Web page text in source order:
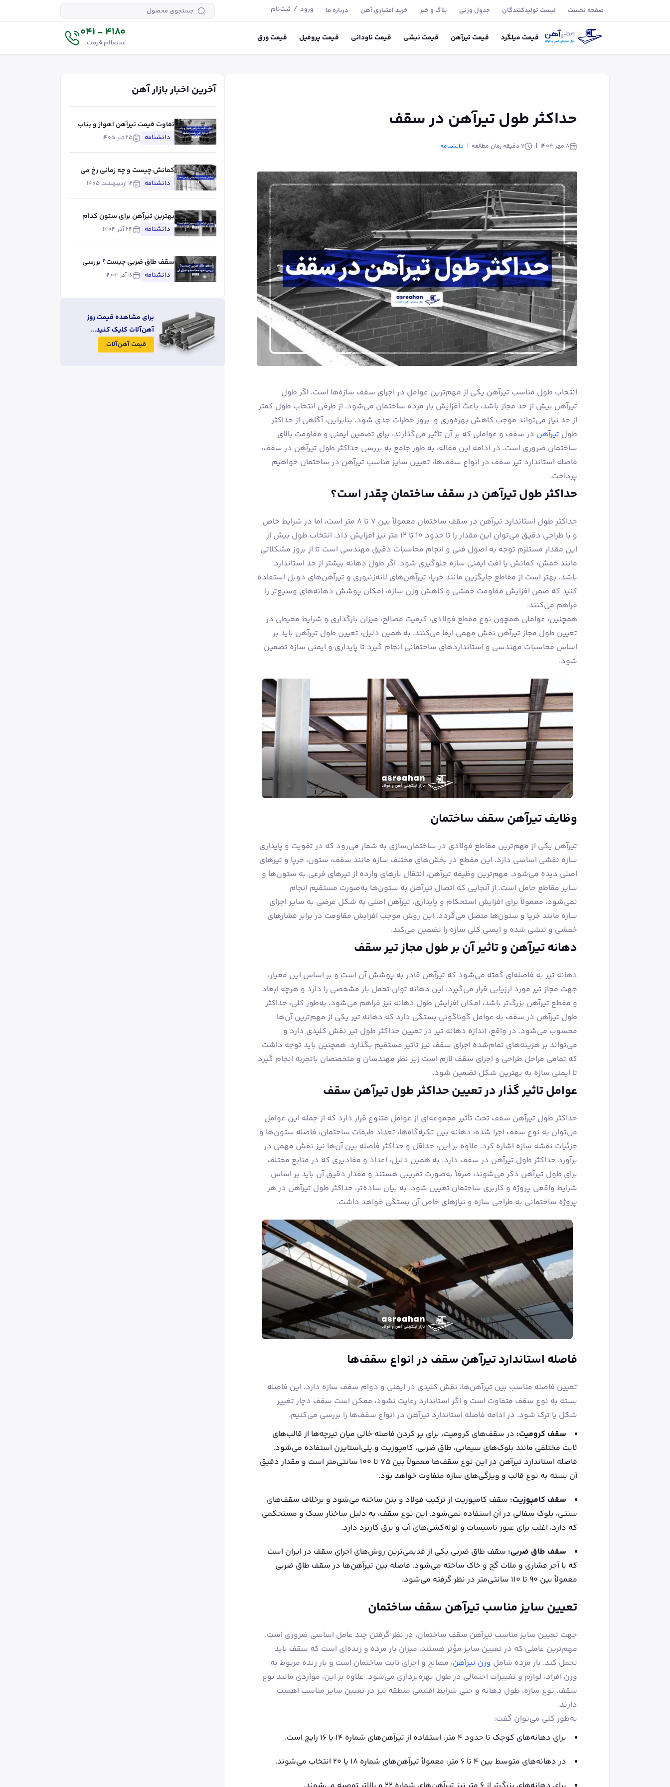
صفحه نخست لیست تولید‌کنندگان جدول وزنی بلاگ و خبر خرید اعتباری آهن درباره ما ورود / ثبت‌نام
قیمت میلگرد قیمتتیر‌آهن قیمت نبشی قیمت ناودانی قیمت پروفیل قیمتورق 4180 - 041
استعلام قیمت
حداکثر طول تیرآهن در سقف
۸ مهر ۱۴۰۴ 7 دقیقه زمان مطالعه دانشنامه
انتخاب طول مناسب تیرآهن یکی از مهم‌ترین عوامل در اجرای سقف سازه‌ها است. اگر طول
تیرآهن بیش از حد مجاز باشد، باعث افزایش بار مرده ساختمان می‌شود. از طرفی انتخاب طول کمتر
از حد نیاز می‌تواند موجب کاهش بهره‌وری و بروز خطرات جدی شود. بنابراین، آگاهی از حداکثر
طول تیرآهن در سقف و عواملی که بر آن تأثیر می‌گذارند، برای تضمین ایمنی و مقاومت بالای
ساختمان ضروری است. در ادامه این مقاله، به طور جامع به بررسی حداکثر طول تیرآهن در سقف،
فاصله استاندارد تیر سقف در انواع سقف‌ها، تعیین سایز مناسب تیرآهن در ساختمان خواهیم
پرداخت.
حداکثر طول تیرآهن در سقف ساختمان چقدر است؟
حداکثر طول استاندارد تیرآهن در سقف ساختمان معمولاً بین ۷ تا ۸ متر است، اما در شرایط خاص
و با طراحی دقیق می‌توان این مقدار را تا حدود ۱۰ تا ۱۲ متر نیز افزایش داد. انتخاب طول بیش از
این مقدار مستلزم توجه به اصول فنی و انجام محاسبات دقیق مهندسی است تا از بروز مشکلاتی
مانند خمش، کمانش یا افت ایمنی سازه جلوگیری شود. اگر طول دهانه بیشتر از حد استاندارد
باشد، بهتر است از مقاطع جایگزین مانند خرپا، تیرآهن‌های لانه‌زنبوری و تیرآهن‌های دوبل استفاده
کنید که ضمن افزایش مقاومت خمشی و کاهش وزن سازه، امکان پوشش دهانه‌های وسیع‌تر را
فراهم می‌کنند.
همچنین، عواملی همچون نوع مقطع فولادی، کیفیت مصالح، میزان بارگذاری و شرایط محیطی در
تعیین طول مجاز تیرآهن نقش مهمی ایفا می‌کنند. به همین دلیل، تعیین طول تیرآهن باید بر
اساس محاسبات مهندسی و استانداردهای ساختمانی انجام گیرد تا پایداری و ایمنی سازه تضمین
شود.
وظایف تیرآهن سقف ساختمان
تیرآهن یکی از مهم‌ترین مقاطع فولادی در ساختمان‌سازی به شمار می‌رود که در تقویت و پایداری
سازه نقشی اساسی دارد. این مقطع در بخش‌های مختلف سازه مانند سقف، ستون، خرپا و تیرهای
اصلی دیده می‌شود. مهم‌ترین وظیفه تیرآهن، انتقال بارهای وارده از تیرهای فرعی به ستون‌ها و
سایر مقاطع حامل است. از آنجایی که اتصال تیرآهن به ستون‌ها به‌صورت مستقیم انجام
نمی‌شود، معمولاً برای افزایش استحکام و پایداری، تیرآهن اصلی به شکل عرضی به سایر اجزای
سازه مانند خرپا و ستون‌ها متصل می‌گردد. این روش موجب افزایش مقاومت در برابر فشارهای
خمشی و تنشی شده و ایمنی کلی سازه را تضمین می‌کند.
دهانه تیرآهن و تاثیر آن بر طول مجاز تیر سقف
دهانه تیر به فاصله‌ای گفته می‌شود که تیرآهن قادر به پوشش آن است و بر اساس این معیار،
جهت مجاز تیر مورد ارزیابی قرار می‌گیرد. این دهانه توان تحمل بار مشخصی را دارد و هرچه ابعاد
و مقطع تیرآهن بزرگ‌تر باشد، امکان افزایش طول دهانه نیز فراهم می‌شود. به‌طور کلی، حداکثر
طول تیرآهن در سقف به عوامل گوناگونی بستگی دارد که دهانه تیر یکی از مهم‌ترین آن‌ها
محسوب می‌شود. در واقع، اندازه دهانه تیر در تعیین حداکثر طول تیر نقش کلیدی دارد و
می‌تواند بر هزینه‌های تمام‌شده اجرای سقف نیز تاثیر مستقیم بگذارد. همچنین باید توجه داشت
که تمامی مراحل طراحی و اجرای سقف لازم است زیر نظر مهندسان و متخصصان باتجربه انجام گیرد
تا ایمنی سازه به بهترین شکل تضمین شود.
عوامل تاثیر گذار در تعیین حداکثر طول تیرآهن سقف
حداکثر طول تیرآهن سقف تحت تأثیر مجموعه‌ای از عوامل متنوع قرار دارد که از جمله این عوامل
می‌توان به نوع سقف اجرا شده، دهانه بین تکیه‌گاه‌ها، تعداد طبقات ساختمان، فاصله ستون‌ها و
جزئیات نقشه سازه اشاره کرد. علاوه بر این، حداقل و حداکثر فاصله بین آن‌ها نیز نقش مهمی در
برآورد حداکثر طول تیرآهن در سقف دارد. به همین دلیل، اعداد و مقادیری که در منابع مختلف
برای طول تیرآهن ذکر می‌شوند، صرفاً به‌صورت تقریبی هستند و مقدار دقیق آن باید بر اساس
شرایط واقعی پروژه و کاربری ساختمان تعیین شود. به بیان ساده‌تر، حداکثر طول تیرآهن در هر
پروژه ساختمانی به طراحی سازه و نیازهای خاص آن بستگی خواهد داشت.
فاصله استاندارد تیرآهن سقف در انواع سقف‌ها
تعیین فاصله مناسب بین تیرآهن‌ها، نقش کلیدی در ایمنی و دوام سقف سازه دارد. این فاصله
بسته به نوع سقف متفاوت است و اگر استاندارد رعایت نشود، ممکن است سقف دچار تغییر
شکل یا ترک شود. در ادامه فاصله استاندارد تیرآهن در انواع سقف‌ها را بررسی می‌کنیم.
سقف کرومیت: در سقف‌های کرومیت، برای پر کردن فاصله خالی میان تیرچه‌ها از قالب‌های
ثابت مختلفی مانند بلوک‌های سیمانی، طاق ضربی، کامپوزیت و پلی‌استایرن استفاده می‌شود.
فاصله استاندارد تیرآهن در این نوع سقف‌ها معمولاً بین ۷۵ تا ۱۰۰ سانتی‌متر است و مقدار دقیق
آن بسته به نوع قالب و ویژگی‌های سازه متفاوت خواهد بود.
سقف کامپوزیت: سقف کامپوزیت از ترکیب فولاد و بتن ساخته می‌شود و برخلاف سقف‌های
سنتی، بلوک سفالی در آن استفاده نمی‌شود. این نوع سقف، به دلیل ساختار سبک و مستحکمی
که دارد، اغلب برای عبور تاسیسات و لوله‌کشی‌های آب و برق کاربرد دارد.
سقف طاق ضربی: سقف طاق ضربی یکی از قدیمی‌ترین روش‌های اجرای سقف در ایران است
که با آجر فشاری و ملات گچ و خاک ساخته می‌شود. فاصله بین تیرآهن‌ها در سقف طاق ضربی
معمولاً بین ۹۰ تا ۱۱۰ سانتی‌متر در نظر گرفته می‌شود.
تعیین سایز مناسب تیرآهن سقف ساختمان
جهت تعیین سایز مناسب تیرآهن سقف ساختمان، در نظر گرفتن چند عامل اساسی ضروری است.
مهم‌ترین عاملی که در تعیین سایز مؤثر هستند، میزان بار مرده و زنده‌ای است که سقف باید
تحمل کند. بار مرده شامل وزن تیرآهن، مصالح و اجزای ثابت ساختمان است و بار زنده مربوط به
وزن افراد، لوازم و تغییرات احتمالی در طول بهره‌برداری می‌شود. علاوه بر این، مواردی مانند نوع
سقف، نوع سازه، طول دهانه و حتی شرایط اقلیمی منطقه نیز در تعیین سایز مناسب اهمیت
دارند.
به‌طور کلی می‌توان گفت:
برای دهانه‌های کوچک تا حدود ۴ متر، استفاده از تیرآهن‌های شماره ۱۴ یا ۱۶ رایج است.
در دهانه‌های متوسط بین ۴ تا ۶ متر، معمولاً تیرآهن‌های شماره ۱۸ یا ۲۰ انتخاب می‌شوند.
آخرین اخبار بازار آهن
تفاوت قیمت تیرآهن اهواز و بناب
در بازار آهن رشت و مشهد
دانشنامه ۲۵ تیر ۱۴۰۵
کمانش چیست و چه زمانی رخ می
دهد؟
دانشنامه ۱۲ اردیبهشت ۱۴۰۵
بهترین تیرآهن برای ستون کدام
است؟
دانشنامه ۲۴ آذر ۱۴۰۴
سقف طاق ضربی چیست؟ بررسی
نحوه محاسبه و اجرای آن
دانشنامه ۱۶ آذر ۱۴۰۴
برای مشاهده قیمت روز
آهن‌آلات کلیک کنید...
قیمت آهن‌آلات